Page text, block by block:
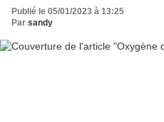
Publié le 05/01/2023 à 13:25
Par sandy